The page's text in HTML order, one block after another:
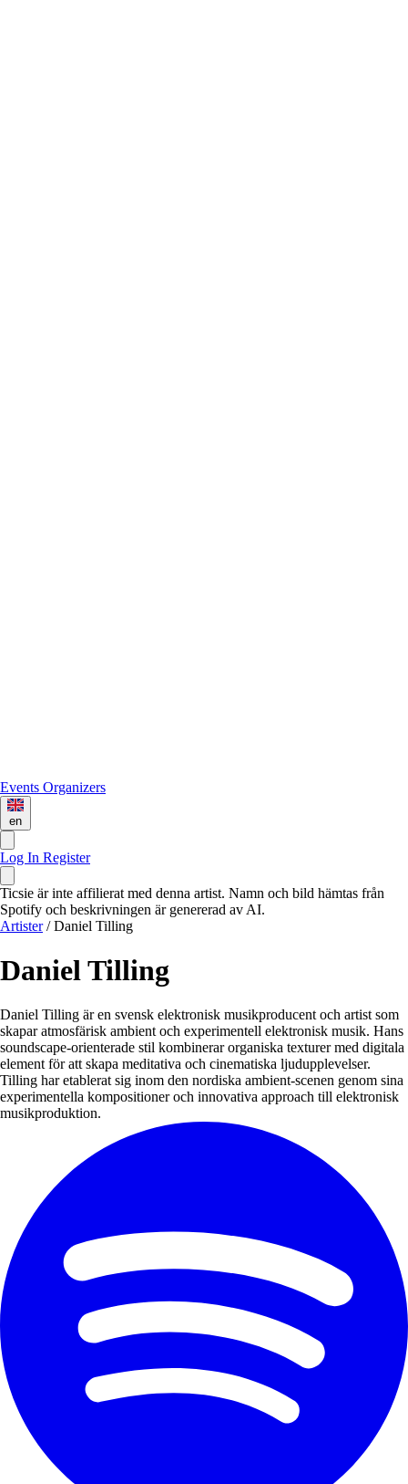
Events Organizers
en
Log In Register
Ticsie är inte affilierat med denna artist. Namn och bild hämtas från
Spotify och beskrivningen är genererad av AI.
Artister / Daniel Tilling
Daniel Tilling
Daniel Tilling är en svensk elektronisk musikproducent och artist som
skapar atmosfärisk ambient och experimentell elektronisk musik. Hans
soundscape-orienterade stil kombinerar organiska texturer med digitala
element för att skapa meditativa och cinematiska ljudupplevelser.
Tilling har etablerat sig inom den nordiska ambient-scenen genom sina
experimentella kompositioner och innovativa approach till elektronisk
musikproduktion.